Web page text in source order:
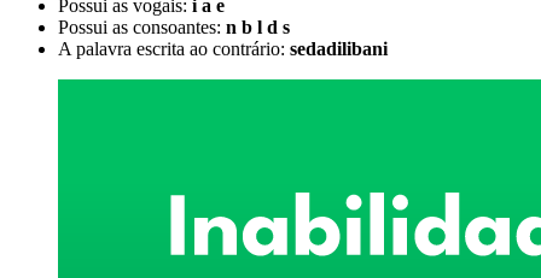
Possui as vogais: i a e
Possui as consoantes: n b l d s
A palavra escrita ao contrário: sedadilibani